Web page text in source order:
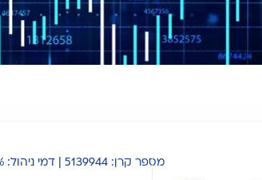
מספר קרן: 5139944 | דמי ניהול: 0.2%